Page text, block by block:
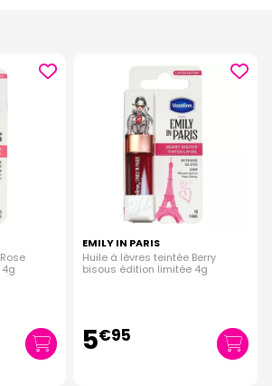
EMILY IN PARIS
Huile à lèvres teintée Berry
bisous édition limitée 4g
5€95